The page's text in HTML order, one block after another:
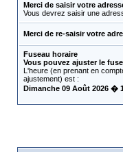
Merci de saisir votre
Vous devrez saisir une
Merci de re-saisir votre
Fuseau horaire
Vous pouvez ajuster le
L'heure (en prenant en
ajustement) est :
Dimanche 09 Août 2026 �